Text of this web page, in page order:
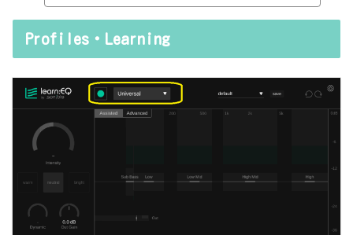
で基本的なつまみに関する説明を毎回書くのも、それはそれで面倒く
Profiles・Learning